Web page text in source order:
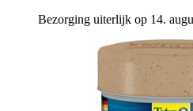
Bezorging uiterlijk op 14.